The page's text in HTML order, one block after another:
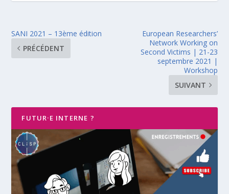
SANI 2021 – 13ème édition
PRÉCÉDENT
European Researchers’
Network Working on
Second Victims | 21-23
septembre 2021 |
Workshop
SUIVANT
FUTUR·E INTERNE ?